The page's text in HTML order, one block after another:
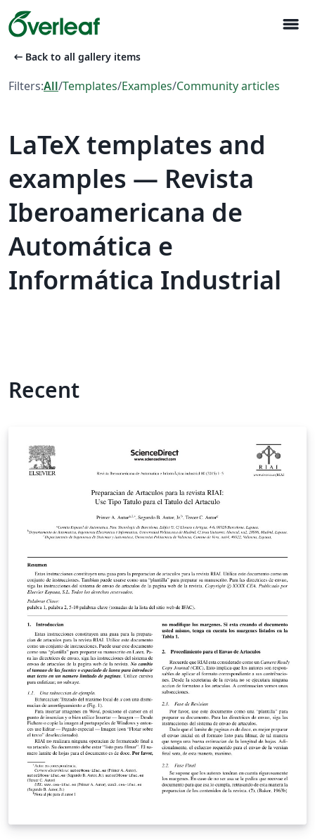
menu
arrow_left_alt Back to all gallery items
Filters:All/Templates/Examples/Community articles
LaTeX templates and
examples — Revista
Iberoamericana de
Automática e
Informática Industrial
Recent